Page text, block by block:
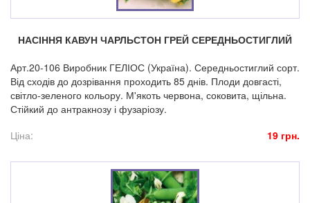
НАСІННЯ КАВУН ЧАРЛЬСТОН ГРЕЙ СЕРЕДНЬОСТИГЛИЙ
Арт.20-106 Виробник ГЕЛІОС (Україна). Середньостиглий сорт.
Від сходів до дозрівання проходить 85 днів. Плоди довгасті,
світло-зеленого кольору. М'якоть червона, соковита, щільна.
Стійкий до антракнозу і фузаріозу.
Ціна:
19 грн.